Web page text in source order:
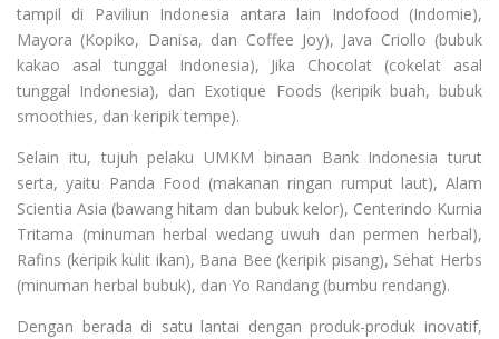
tampil di Paviliun Indonesia antara lain Indofood (Indomie),
Mayora (Kopiko, Danisa, dan Coffee Joy), Java Criollo (bubuk
kakao asal tunggal Indonesia), Jika Chocolat (cokelat asal
tunggal Indonesia), dan Exotique Foods (keripik buah, bubuk
smoothies, dan keripik tempe).
Selain itu, tujuh pelaku UMKM binaan Bank Indonesia turut
serta, yaitu Panda Food (makanan ringan rumput laut), Alam
Scientia Asia (bawang hitam dan bubuk kelor), Centerindo Kurnia
Tritama (minuman herbal wedang uwuh dan permen herbal),
Rafins (keripik kulit ikan), Bana Bee (keripik pisang), Sehat Herbs
(minuman herbal bubuk), dan Yo Randang (bumbu rendang).
Dengan berada di satu lantai dengan produk-produk inovatif,